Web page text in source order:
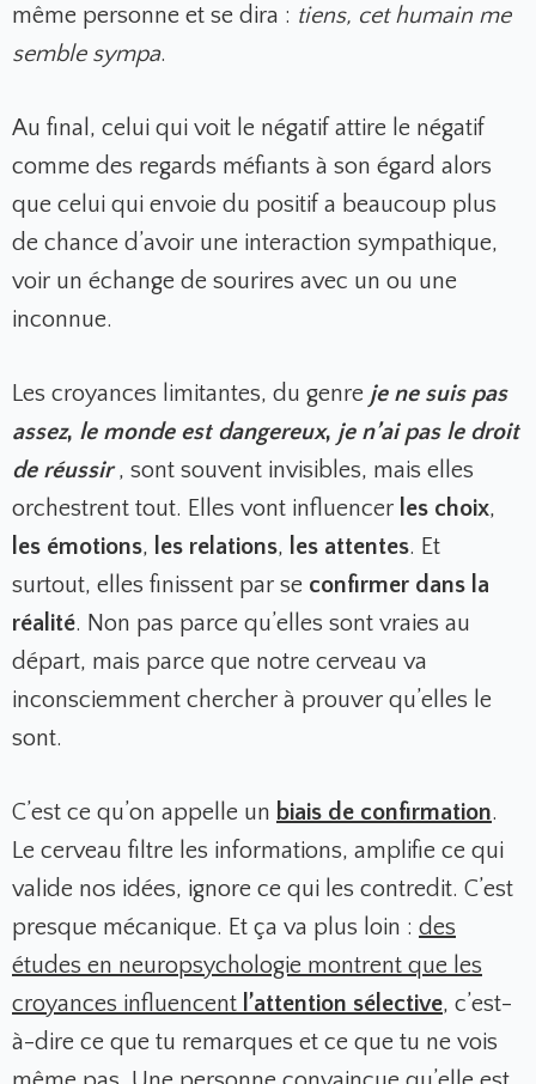
même personne et se dira : tiens, cet humain me
semble sympa.
Au final, celui qui voit le négatif attire le négatif
comme des regards méfiants à son égard alors
que celui qui envoie du positif a beaucoup plus
de chance d’avoir une interaction sympathique,
voir un échange de sourires avec un ou une
inconnue.
Les croyances limitantes, du genre je ne suis pas
assez, le monde est dangereux, je n’ai pas le droit
de réussir , sont souvent invisibles, mais elles
orchestrent tout. Elles vont influencer les choix,
les émotions, les relations, les attentes. Et
surtout, elles finissent par se confirmer dans la
réalité. Non pas parce qu’elles sont vraies au
départ, mais parce que notre cerveau va
inconsciemment chercher à prouver qu’elles le
sont.
C’est ce qu’on appelle un biais de confirmation.
Le cerveau filtre les informations, amplifie ce qui
valide nos idées, ignore ce qui les contredit. C’est
presque mécanique. Et ça va plus loin : des
études en neuropsychologie montrent que les
croyances influencent l’attention sélective, c’est-
à-dire ce que tu remarques et ce que tu ne vois